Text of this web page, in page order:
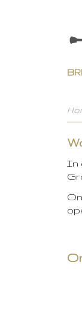
In